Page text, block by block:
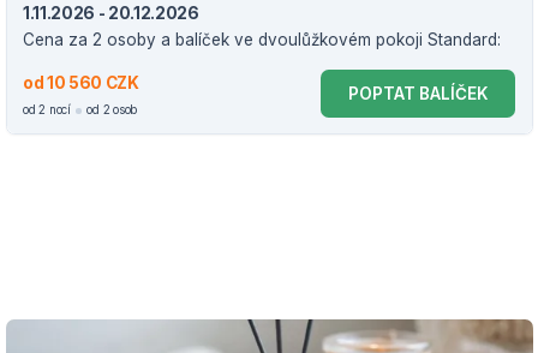
1.11.2026 - 20.12.2026
Cena za 2 osoby a balíček ve dvoulůžkovém pokoji Standard:
od 10 560 CZK
od 2 nocí od 2 osob
POPTAT BALÍČEK